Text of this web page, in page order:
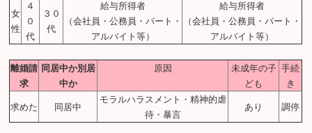
女
性
４
０
代
３０
代
給与所得者
（会社員・公務員・パート・
アルバイト等）
給与所得者
（会社員・公務員・パート・
アルバイト等）
離婚請
求
同居中か別居
中か
原因
未成年の子
ども
手続
き
求めた 同居中
モラルハラスメント・精神的虐
待・暴言
あり 調停